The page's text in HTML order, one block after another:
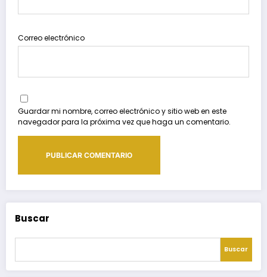
Correo electrónico
Guardar mi nombre, correo electrónico y sitio web en este
navegador para la próxima vez que haga un comentario.
Buscar
Buscar